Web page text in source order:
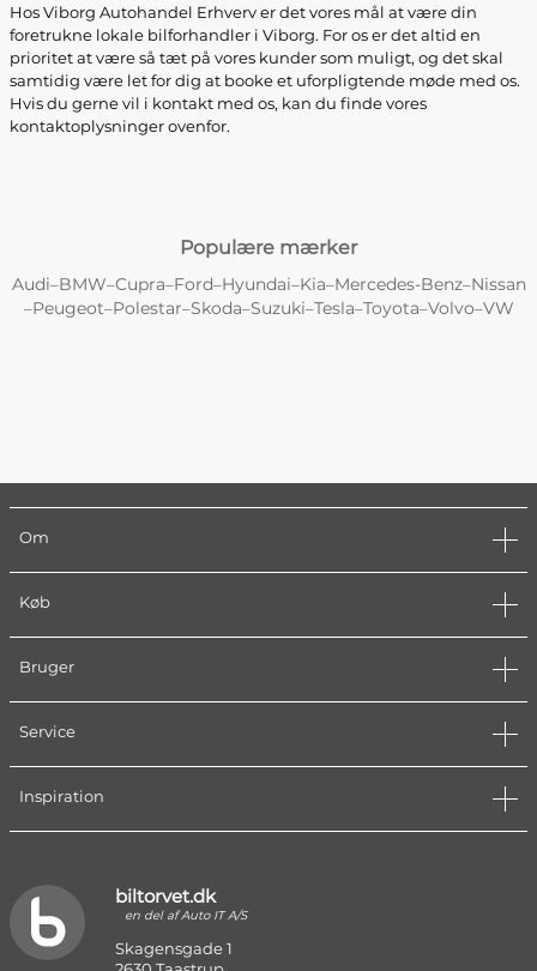
Hos Viborg Autohandel Erhverv er det vores mål at være din
foretrukne lokale bilforhandler i Viborg. For os er det altid en
prioritet at være så tæt på vores kunder som muligt, og det skal
samtidig være let for dig at booke et uforpligtende møde med os.
Hvis du gerne vil i kontakt med os, kan du finde vores
kontaktoplysninger ovenfor.
Populære mærker
Audi–BMW–Cupra–Ford–Hyundai–Kia–Mercedes-Benz–Nissan
–Peugeot–Polestar–Skoda–Suzuki–Tesla–Toyota–Volvo–VW
Om
Køb
Bruger
Service
Inspiration
biltorvet.dk
en del af Auto IT A/S
Skagensgade 1